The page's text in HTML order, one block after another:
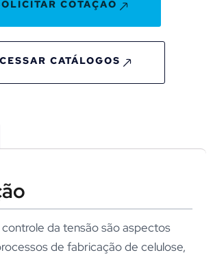
COTAÇÃO
CATÁLOGOS
da tensão são aspectos
de fabricação de celulose,